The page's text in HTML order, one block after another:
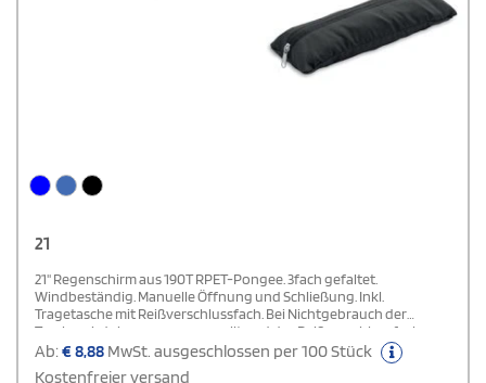
21
21'' Regenschirm aus 190T RPET-Pongee. 3fach gefaltet.
Windbeständig. Manuelle Öffnung und Schließung. Inkl.
Tragetasche mit Reißverschlussfach. Bei Nichtgebrauch der
Tasche wird sie zusammengerollt und das Reißverschlussfach
dient als Schirmhülle.
Ab:€8,88 MwSt. ausgeschlossen per 100 Stück
Kostenfreier versand